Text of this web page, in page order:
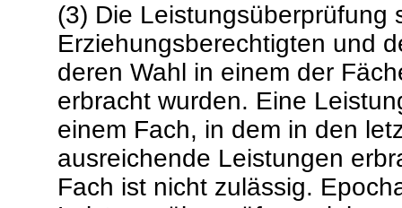
(3) Die Leistungsüberprüfung
Erziehungsberechtigten und
deren Wahl in einem der
erbracht wurden. Eine
einem Fach, in dem in den
ausreichende Leistungen
Fach ist nicht zulässig.